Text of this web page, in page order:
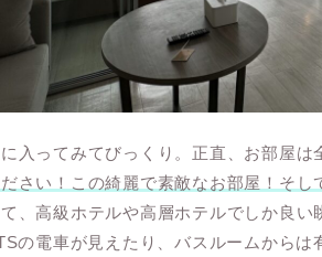
入ってみてびっくり。正直、お部屋
ださい！この綺麗で素敵なお部屋！そし
、高級ホテルや高層ホテルでしか良
の電車が見えたり、バスルームから